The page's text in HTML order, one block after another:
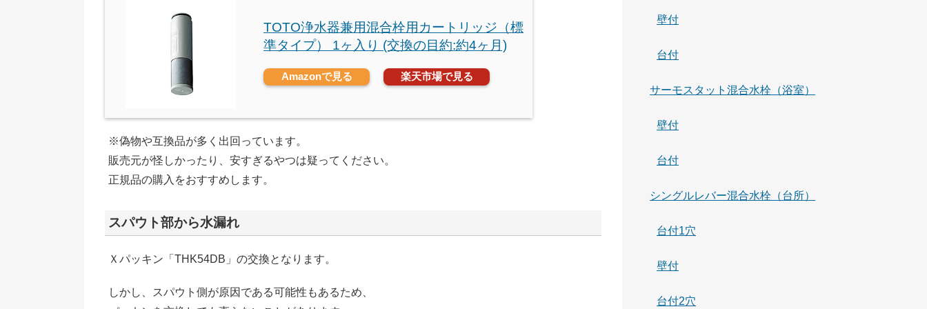
TOTO浄水器兼用混合栓用カートリッジ（標
準タイプ） 1ヶ入り (交換の目約:約4ヶ月)
Amazonで見る 楽天市場で見る
※偽物や互換品が多く出回っています。
販売元が怪しかったり、安すぎるやつは疑ってください。
正規品の購入をおすすめします。
スパウト部から水漏れ
Ｘパッキン「THK54DB」の交換となります。
しかし、スパウト側が原因である可能性もあるため、
壁付
台付
サーモスタット混合水栓（浴室）
壁付
台付
シングルレバー混合水栓（台所）
台付1穴
壁付
台付2穴